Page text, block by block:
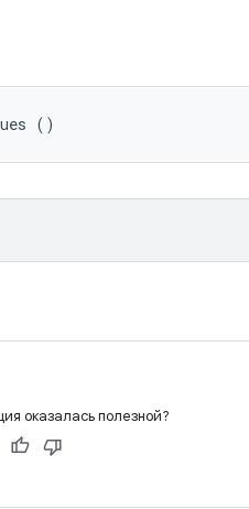
()
оказалась полезной?